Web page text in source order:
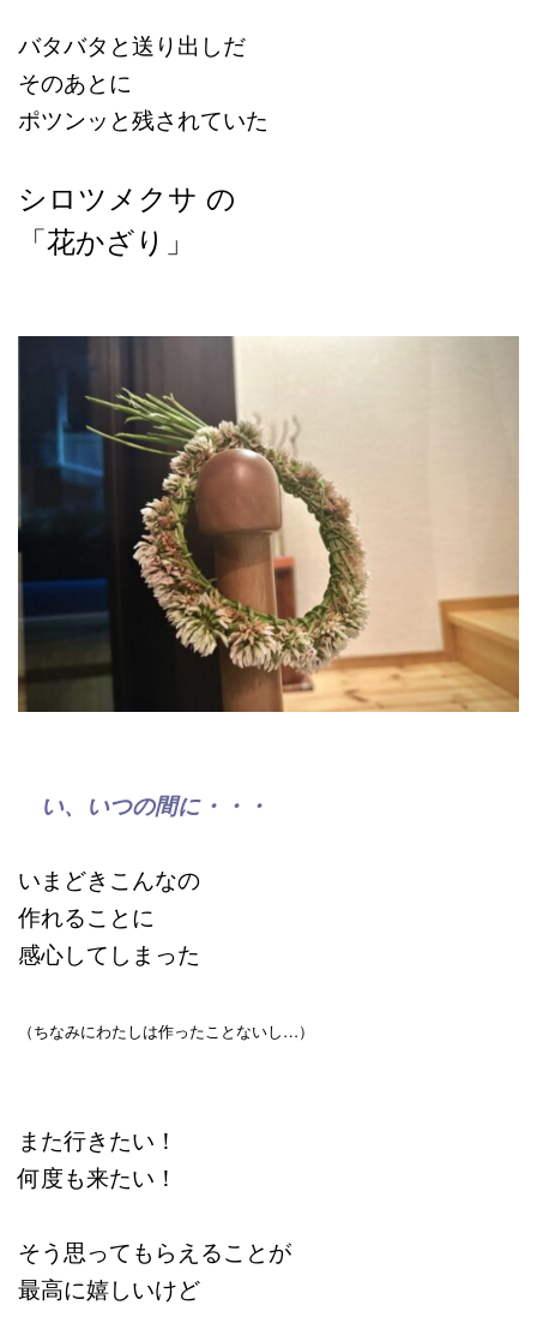
バタバタと送り出しだ
そのあとに
ポツンッと残されていた
シロツメクサ の
「花かざり」
い、いつの間に・・・
いまどきこんなの
作れることに
感心してしまった
（ちなみにわたしは作ったことないし…）
また行きたい！
何度も来たい！
そう思ってもらえることが
最高に嬉しいけど